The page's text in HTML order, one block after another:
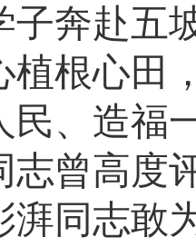
子奔赴五
植根心田
民、造福
志曾高度
湃同志敢